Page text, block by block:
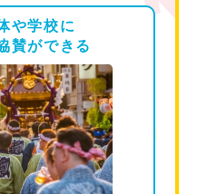
や学校に
賛ができる